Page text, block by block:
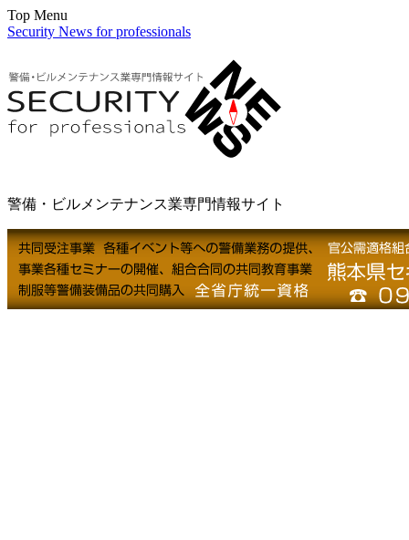
Top Menu
Security News for professionals
警備・ビルメンテナンス業専門情報サイト